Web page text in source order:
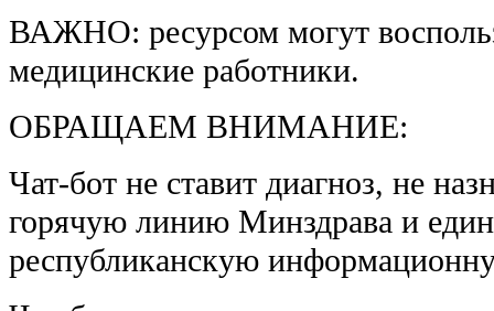
ВАЖНО: ресурсом могут
медицинские работники.
ОБРАЩАЕМ ВНИМАНИЕ:
Чат-бот не ставит диагноз, не
горячую линию Минздрава и
республиканскую